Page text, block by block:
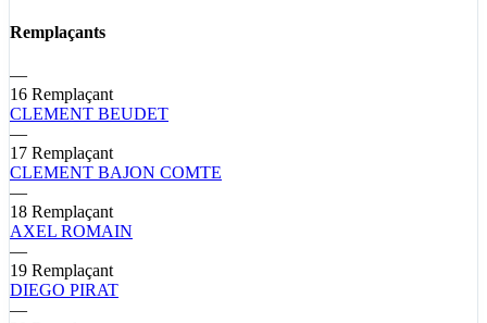
Remplaçants
—
16 Remplaçant
CLEMENT BEUDET
—
17 Remplaçant
CLEMENT BAJON COMTE
—
18 Remplaçant
AXEL ROMAIN
—
19 Remplaçant
DIEGO PIRAT
—